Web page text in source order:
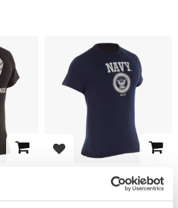
&
Add to favorites
Rothco US Navy
Emblem T-Shirt
Made from a super soft &